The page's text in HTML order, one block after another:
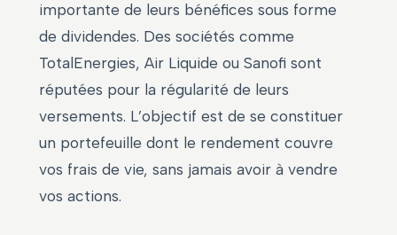
importante de leurs bénéfices sous forme
de dividendes. Des sociétés comme
TotalEnergies, Air Liquide ou Sanofi sont
réputées pour la régularité de leurs
versements. L’objectif est de se constituer
un portefeuille dont le rendement couvre
vos frais de vie, sans jamais avoir à vendre
vos actions.